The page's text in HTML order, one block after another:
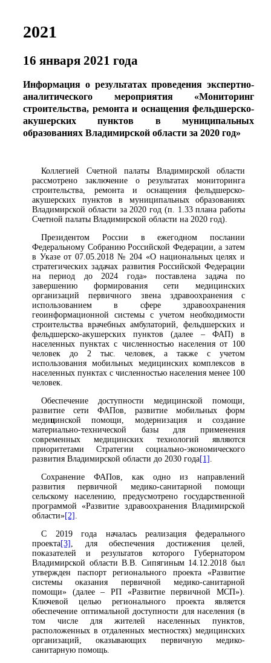
2021
16 января 2021 года
Информация о результатах проведения экспертно-
аналитического мероприятия «Мониторинг
строительства, ремонта и оснащения фельдшерско-
акушерских пунктов в муниципальных
образованиях Владимирской области за 2020 год»
Коллегией Счетной палаты Владимирской области
рассмотрено заключение о результатах мониторинга
строительства, ремонта и оснащения фельдшерско-
акушерских пунктов в муниципальных образованиях
Владимирской области за 2020 год (п. 1.33 плана работы
Счетной палаты Владимирской области на 2020 год).
Президентом России в ежегодном послании
Федеральному Собранию Российской Федерации, а затем
в Указе от 07.05.2018 № 204 «О национальных целях и
стратегических задачах развития Российской Федерации
на период до 2024 года» поставлена задача по
завершению формирования сети медицинских
организаций первичного звена здравоохранения с
использованием в сфере здравоохранения
геоинформационной системы с учетом необходимости
строительства врачебных амбулаторий, фельдшерских и
фельдшерско-акушерских пунктов (далее – ФАП) в
населенных пунктах с численностью населения от 100
человек до 2 тыс. человек, а также с учетом
использования мобильных медицинских комплексов в
населенных пунктах с численностью населения менее 100
человек.
Обеспечение доступности медицинской помощи,
развитие сети ФАПов, развитие мобильных форм
медицинской помощи, модернизация и создание
материально-технической базы для применения
современных медицинских технологий являются
приоритетами Стратегии социально-экономического
развития Владимирской области до 2030 года[1] .
Сохранение ФАПов, как одно из направлений
развития первичной медико-санитарной помощи
сельскому населению, предусмотрено государственной
программой «Развитие здравоохранения Владимирской
области»[2] .
С 2019 года началась реализация федерального
проекта[3] , для обеспечения достижения целей,
показателей и результатов которого Губернатором
Владимирской области В.В. Сипягиным 14.12.2018 был
утвержден паспорт регионального проекта «Развитие
системы оказания первичной медико-санитарной
помощи» (далее – РП «Развитие первичной МСП»).
Ключевой целью регионального проекта является
обеспечение оптимальной доступности для населения (в
том числе для жителей населенных пунктов,
расположенных в отдаленных местностях) медицинских
организаций, оказывающих первичную медико-
санитарную помощь.